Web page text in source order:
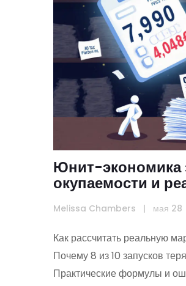
Юнит-экономика
окупаемости и
Melissa Chambers | мая 28
Как рассчитать реальную
Почему 8 из 10 запусков
Практические формулы и